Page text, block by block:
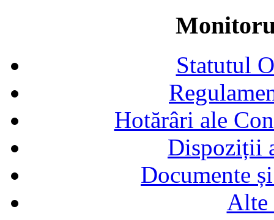
Statutul
Hotărâri ale
Dispoziții
Documente
Alte